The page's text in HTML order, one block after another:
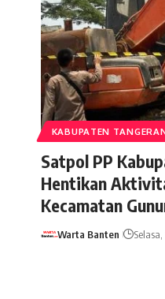
KABUPATEN
Satpol PP
Hentikan
Kecamatan
Warta Banten Selasa,